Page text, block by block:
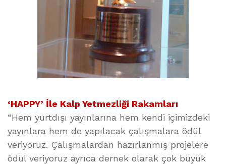
‘HAPPY’ İle Kalp Yetmezliği Rakamları
“Hem yurtdışı yayınlarına hem kendi içimizdeki
yayınlara hem de yapılacak çalışmalara ödül
veriyoruz. Çalışmalardan hazırlanmış projelere
ödül veriyoruz ayrıca dernek olarak çok büyük